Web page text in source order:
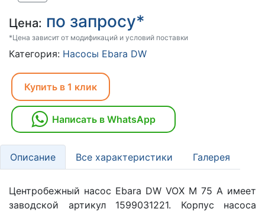
Цена: по запросу*
*Цена зависит от модификаций и условий поставки
Категория: Насосы Ebara DW
Купить в 1 клик
Написать в WhatsApp
Описание Все характеристики Галерея
Центробежный насос Ebara DW VOX M 75 A имеет
заводской артикул 1599031221. Корпус насоса